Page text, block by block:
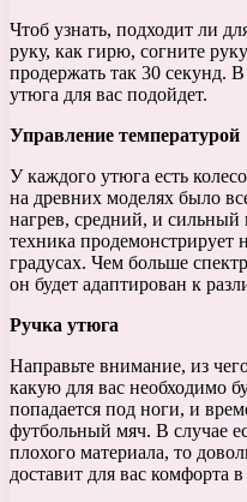
Чтоб узнать, подходит ли
руку, как гирю, согните
продержать так 30 секунд.
утюга для вас подойдет.
Управление температурой
У каждого утюга есть
на древних моделях было
нагрев, средний, и сильный
техника продемонстрирует
градусах. Чем больше
он будет адаптирован к
Ручка утюга
Направьте внимание, из
какую для вас необходимо
попадается под ноги, и
футбольный мяч. В случае
плохого материала, то
доставит для вас комфорта